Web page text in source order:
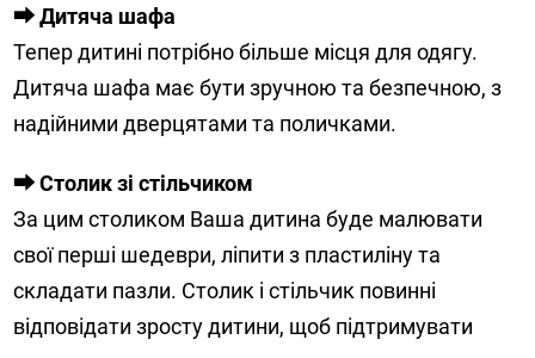
⮕ Дитяча шафа
Тепер дитині потрібно більше місця для одягу.
Дитяча шафа має бути зручною та безпечною, з
надійними дверцятами та поличками.
⮕ Столик зі стільчиком
За цим столиком Ваша дитина буде малювати
свої перші шедеври, ліпити з пластиліну та
складати пазли. Столик і стільчик повинні
відповідати зросту дитини, щоб підтримувати